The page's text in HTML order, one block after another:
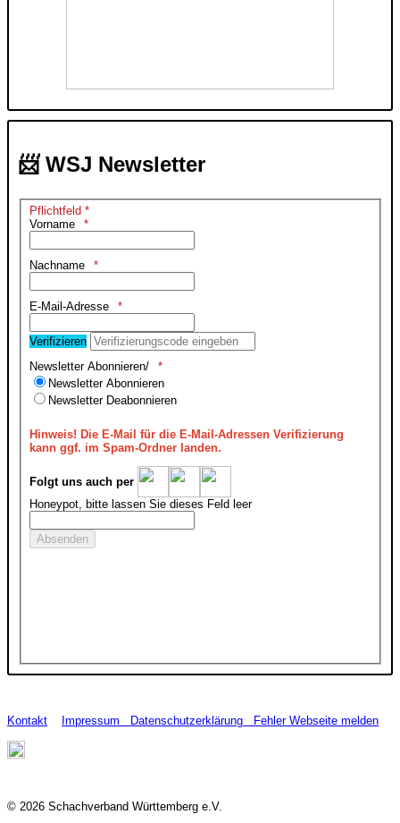
📨 WSJ Newsletter
Pflichtfeld *
Vorname
Nachname
E-Mail-Adresse
Verifizieren
Newsletter Abonnieren/
Newsletter Abonnieren
Newsletter Deabonnieren
Hinweis! Die E-Mail für die E-Mail-Adressen Verifizierung
kann ggf. im Spam-Ordner landen.
Folgt uns auch per
Honeypot, bitte lassen Sie dieses Feld leer
Kontakt Impressum Datenschutzerklärung Fehler Webseite melden
© 2026 Schachverband Württemberg e.V.